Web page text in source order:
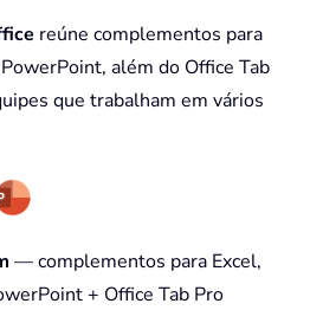
reúne complementos para
além do Office Tab
que trabalham em vários
— complementos para Excel,
+ Office Tab Pro